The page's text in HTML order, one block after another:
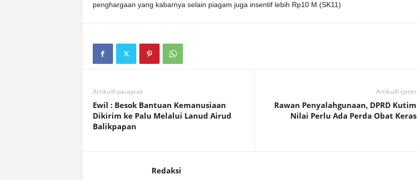
penghargaan yang kabarnya selain piagam juga insentif lebih Rp10 M.(SK11)
Artikulli paraprak
Ewil : Besok Bantuan Kemanusiaan
Dikirim ke Palu Melalui Lanud Airud
Balikpapan
Artikulli tjetër
Rawan Penyalahgunaan, DPRD Kutim
Nilai Perlu Ada Perda Obat Keras
Redaksi